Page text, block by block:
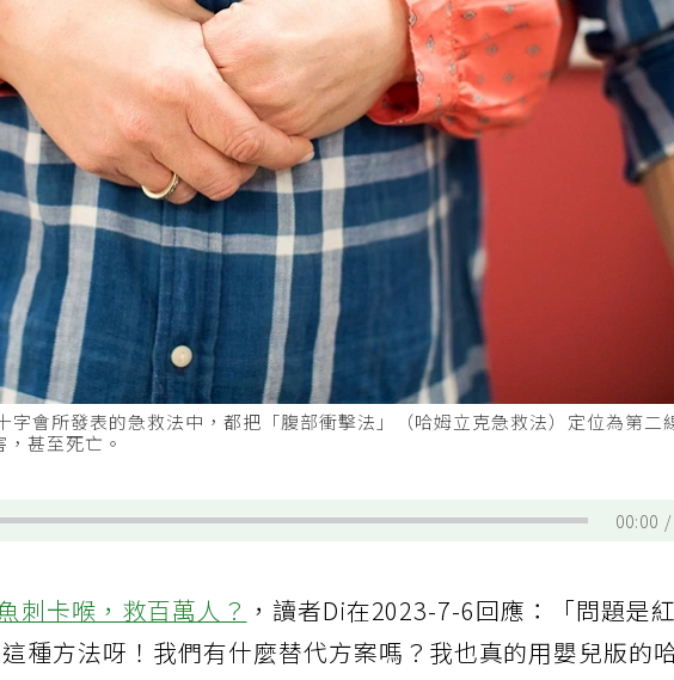
字會所發表的急救法中，都把「腹部衝擊法」（哈姆立克急救法）定位為第
甚至死亡。
00:00
刺卡喉，救百萬人？ ，讀者Di在2023-7-6回應：「問題是
種方法呀！我們有什麼替代方案嗎？我也真的用嬰兒版的